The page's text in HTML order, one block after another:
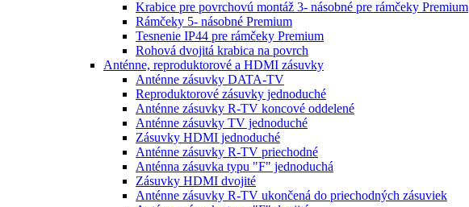
Krabice pre povrchovú montáž 3- násobné pre rámčeky Premium
Rámčeky 5- násobné Premium
Tesnenie IP44 pre rámčeky Premium
Rohová dvojitá krabica na povrch
Anténne, reproduktorové a HDMI zásuvky
Anténne zásuvky DATA-TV
Reproduktorové zásuvky jednoduché
Anténne zásuvky R-TV koncové oddelené
Anténne zásuvky TV jednoduché
Zásuvky HDMI jednoduché
Anténne zásuvky R-TV priechodné
Anténna zásuvka typu "F" jednoduchá
Zásuvky HDMI dvojité
Anténne zásuvky R-TV ukončená do priechodných zásuviek